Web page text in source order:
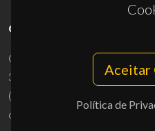
Aceitar
Política de
CONTACTOS
Campus Universitário de
3810-193 Aveiro - Portugal
(+351) 234 370 200
ciceco@ua.pt